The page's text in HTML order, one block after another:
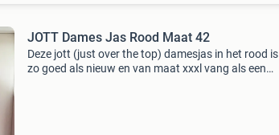
JOTT Dames Jas Rood Maat 42
Deze jott (just over the top) damesjas in het rood is
zo goed als nieuw en van maat xxxl vang als een